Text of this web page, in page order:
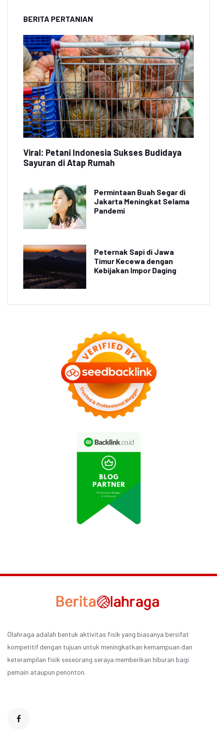
BERITA PERTANIAN
Viral: Petani Indonesia Sukses Budidaya
Sayuran di Atap Rumah
Permintaan Buah Segar di
Jakarta Meningkat Selama
Pandemi
Peternak Sapi di Jawa
Timur Kecewa dengan
Kebijakan Impor Daging
Olahraga adalah bentuk aktivitas fisik yang biasanya bersifat
kompetitif dengan tujuan untuk meningkatkan kemampuan dan
keterampilan fisik seseorang seraya memberikan hiburan bagi
pemain ataupun penonton.